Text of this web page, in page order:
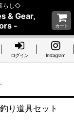
らし◇
& Gear,
-
カート
ログイン Instagram
り道具セット